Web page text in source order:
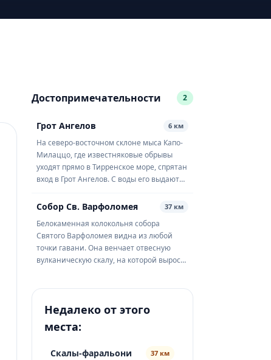
Достопримечательности 2
Грот Ангелов 6 км
На северо-восточном склоне мыса Капо-
Милаццо, где известняковые обрывы
уходят прямо в Тирренское море, спрятан
вход в Грот Ангелов. С воды его выдают
разделённых узким скальным выступом.
толщу, окрашивают воду в холодный
кобальт, а на мокрых стенах проступают
извилистые кальцитовые наплывы — по
м...
Собор Св. Варфоломея 37 км
Белокаменная колокольня собора
Святого Варфоломея видна из любой
точки гавани. Она венчает отвесную
вулканическую скалу, на которой вырос
прямо от причала: крутая лестница
крепостного бастиона, где под ногами
Недалеко от этого
места:
Скалы-фаральони 37 км